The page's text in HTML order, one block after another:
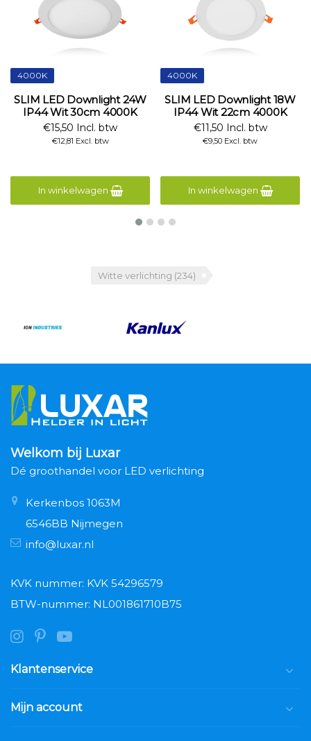
4000K
SLIM LED Downlight 24W
IP44 Wit 30cm 4000K
€15,50 Incl. btw
€12,81 Excl. btw
In winkelwagen
4000K
SLIM LED Downlight 18W
IP44 Wit 22cm 4000K
€11,50 Incl. btw
€9,50 Excl. btw
In winkelwagen
Witte verlichting (234)
Welkom bij Luxar
Dé groothandel voor LED verlichting
Kerkenbos 1063M
6546BB Nijmegen
info@luxar.nl
KVK nummer: KVK 54296579
BTW-nummer: NL001861710B75
Klantenservice
Mijn account